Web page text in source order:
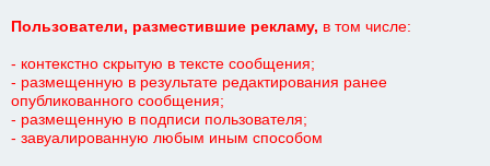
Пользователи, разместившие рекламу, в том числе:
- контекстно скрытую в тексте сообщения;
- размещенную в результате редактирования ранее
опубликованного сообщения;
- размещенную в подписи пользователя;
- завуалированную любым иным способом